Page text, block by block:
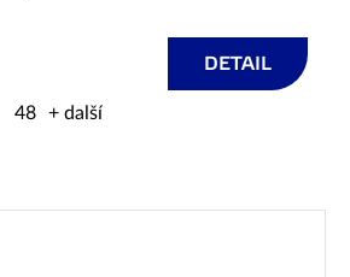
DETAIL
48 + další